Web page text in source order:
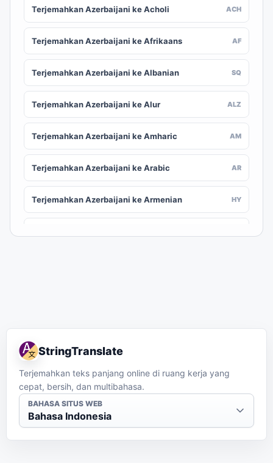
Terjemahkan Azerbaijani ke Acholi ACH
Terjemahkan Azerbaijani ke Afrikaans AF
Terjemahkan Azerbaijani ke Albanian SQ
Terjemahkan Azerbaijani ke Alur ALZ
Terjemahkan Azerbaijani ke Amharic AM
Terjemahkan Azerbaijani ke Arabic AR
Terjemahkan Azerbaijani ke Armenian HY
Terjemahkan Azerbaijani ke Bambara
Terjemahkan Azerbaijani ke Bashkir
Terjemahkan Azerbaijani ke Basque
StringTranslate
Terjemahkan teks panjang online di ruang kerja yang
cepat, bersih, dan multibahasa.
BAHASA SITUS WEB
Bahasa Indonesia